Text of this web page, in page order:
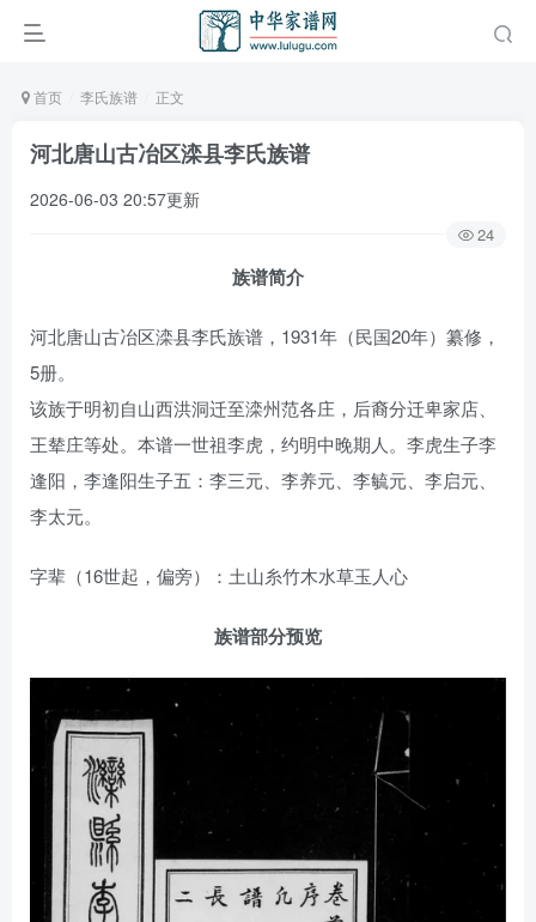
首页 李氏族谱 正文
河北唐山古冶区滦县李氏族谱
2026-06-03 20:57更新
24
族谱简介
河北唐山古冶区滦县李氏族谱，1931年（民国20年）纂修，
5册。
该族于明初自山西洪洞迁至滦州范各庄，后裔分迁卑家店、
王辇庄等处。本谱一世祖李虎，约明中晚期人。李虎生子李
逢阳，李逢阳生子五：李三元、李养元、李毓元、李启元、
李太元。
字辈（16世起，偏旁）：土山‌糸竹木水草玉人心
族谱部分预览